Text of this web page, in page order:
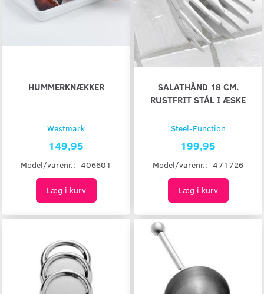
HUMMERKNÆKKER
Westmark
149,95
Model/varenr.: 406601
Læg i kurv
SALATHÅND 18 CM.
RUSTFRIT STÅL I ÆSKE
Steel-Function
199,95
Model/varenr.: 471726
Læg i kurv